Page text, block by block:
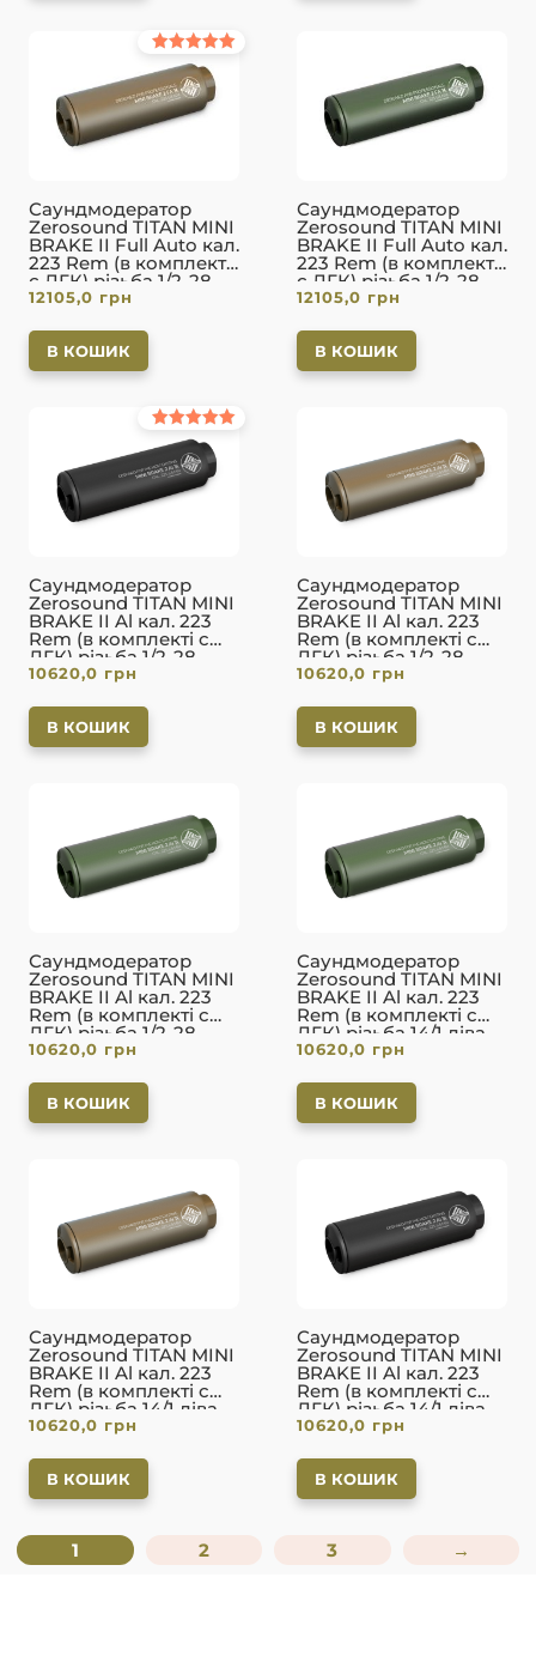
Саундмодератор
Zerosound TITAN MINI
BRAKE II Full Auto кал.
223 Rem (в комплекті
с ДГК) різьба 1/2-28.
FDE
5.00
з 5
12105,0 грн
В КОШИК
Саундмодератор
Zerosound TITAN MINI
BRAKE II Full Auto кал.
223 Rem (в комплекті
с ДГК) різьба 1/2-28.
Olive
12105,0 грн
В КОШИК
Саундмодератор
Zerosound TITAN MINI
BRAKE II Al кал. 223
Rem (в комплекті с
ДГК) різьба 1/2-28.
Black
Оцінено в
5.00
з 5
10620,0 грн
В КОШИК
Саундмодератор
Zerosound TITAN MINI
BRAKE II Al кал. 223
Rem (в комплекті с
ДГК) різьба 1/2-28.
FDE
10620,0 грн
В КОШИК
Саундмодератор
Zerosound TITAN MINI
BRAKE II Al кал. 223
Rem (в комплекті с
ДГК) різьба 1/2-28.
Olive
10620,0 грн
В КОШИК
Саундмодератор
Zerosound TITAN MINI
BRAKE II Al кал. 223
Rem (в комплекті с
ДГК) різьба 14/1 ліва.
Olive
10620,0 грн
В КОШИК
Саундмодератор
Zerosound TITAN MINI
BRAKE II Al кал. 223
Rem (в комплекті с
ДГК) різьба 14/1 ліва.
FDE
10620,0 грн
В КОШИК
Саундмодератор
Zerosound TITAN MINI
BRAKE II Al кал. 223
Rem (в комплекті с
ДГК) різьба 14/1 ліва.
Вlack
10620,0 грн
В КОШИК
1 2 3 →